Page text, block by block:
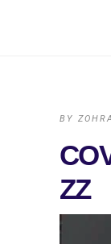
BY ZOHRA
ZZ